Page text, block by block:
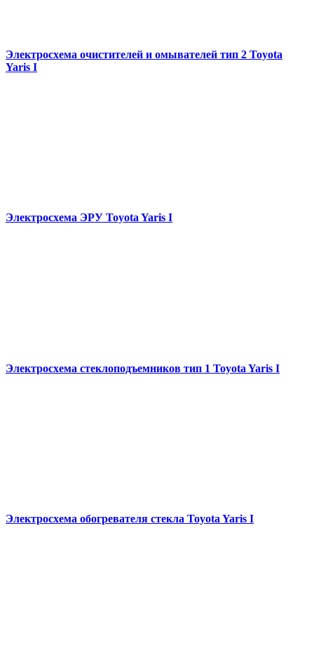
Электросхема очистителей и омывателей тип 2 Toyota
Yaris I
Электросхема ЭРУ Toyota Yaris I
Электросхема стеклоподъемников тип 1 Toyota Yaris I
Электросхема обогревателя стекла Toyota Yaris I